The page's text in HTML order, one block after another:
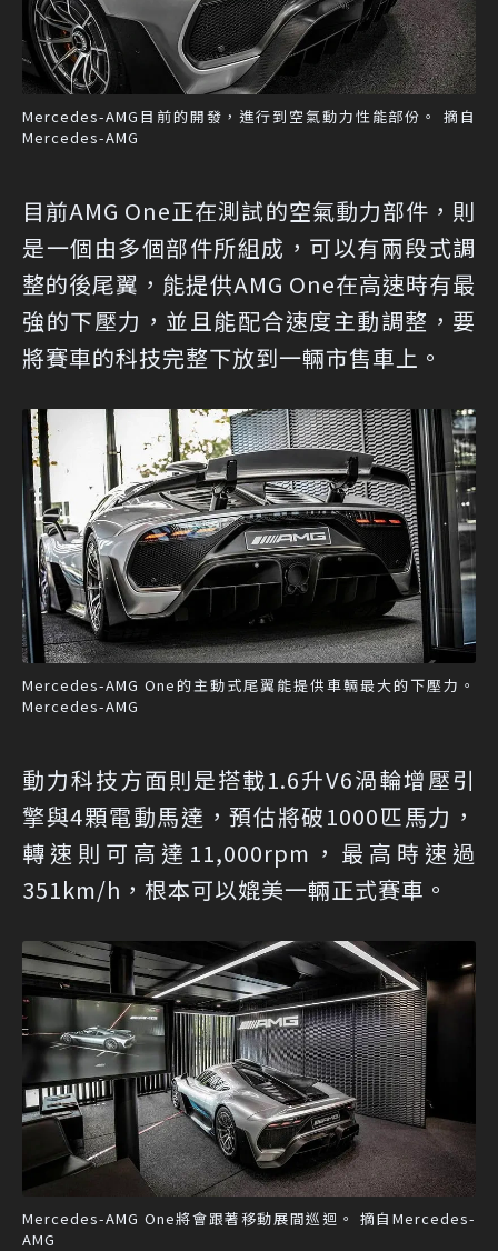
Mercedes-AMG目前的開發，進行到空氣動力性能部份。 摘自
Mercedes-AMG
目前AMG One正在測試的空氣動力部件，則
是一個由多個部件所組成，可以有兩段式調
整的後尾翼，能提供AMG One在高速時有最
強的下壓力，並且能配合速度主動調整，要
將賽車的科技完整下放到一輛市售車上。
Mercedes-AMG One的主動式尾翼能提供車輛最大的下壓力。
Mercedes-AMG
動力科技方面則是搭載1.6升V6渦輪增壓引
擎與4顆電動馬達，預估將破1000匹馬力，
轉速則可高達11,000rpm，最高時速過
351km/h，根本可以媲美一輛正式賽車。
Mercedes-AMG One將會跟著移動展間巡迴。 摘自Mercedes-
AMG